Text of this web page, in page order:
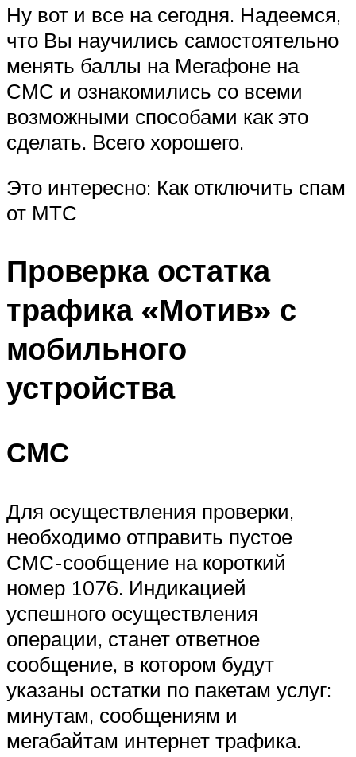
Ну вот и все на сегодня. Надеемся,
что Вы научились самостоятельно
менять баллы на Мегафоне на
СМС и ознакомились со всеми
возможными способами как это
сделать. Всего хорошего.
Это интересно: Как отключить спам
от МТС
Проверка остатка
трафика «Мотив» с
мобильного
устройства
СМС
Для осуществления проверки,
необходимо отправить пустое
СМС-сообщение на короткий
номер 1076. Индикацией
успешного осуществления
операции, станет ответное
сообщение, в котором будут
указаны остатки по пакетам услуг:
минутам, сообщениям и
мегабайтам интернет трафика.